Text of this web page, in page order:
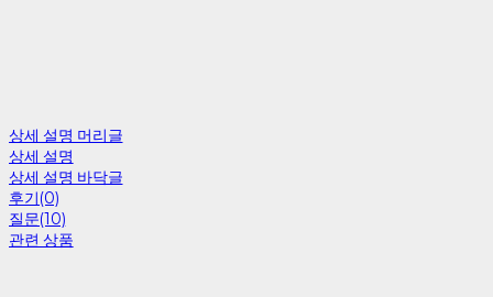
상세 설명 머리글
상세 설명
상세 설명 바닥글
후기(0)
질문(10)
관련 상품